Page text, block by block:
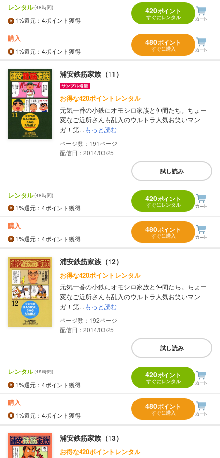
レンタル(48時間)
1%還元 ：4ポイント獲得
420ポイント
すぐにレンタル
購入
1%還元 ：4ポイント獲得
480ポイント
すぐに購入
浦安鉄筋家族（11）
お得な420ポイントレンタル
元気一番の小鉄にオモシロ家族と仲間たち。ちょー
変なご近所さんも乱入のウルトラ人気お笑いマン
ガ！第...もっと読む
191
配信日：2014/03/25
試し読み
レンタル(48時間)
1%還元 ：4ポイント獲得
420ポイント
すぐにレンタル
購入
1%還元 ：4ポイント獲得
480ポイント
すぐに購入
浦安鉄筋家族（12）
お得な420ポイントレンタル
元気一番の小鉄にオモシロ家族と仲間たち。ちょー
変なご近所さんも乱入のウルトラ人気お笑いマン
ガ！第...もっと読む
192
配信日：2014/03/25
試し読み
レンタル(48時間)
1%還元 ：4ポイント獲得
420ポイント
すぐにレンタル
購入
1%還元 ：4ポイント獲得
480ポイント
すぐに購入
浦安鉄筋家族（13）
お得な420ポイントレンタル